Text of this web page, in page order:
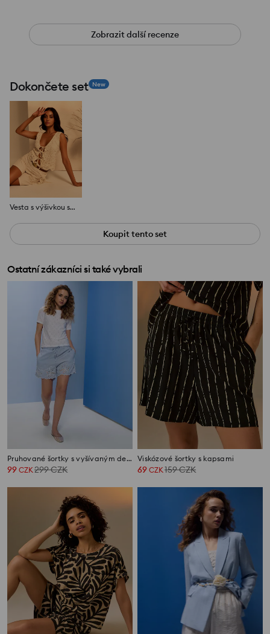
Zobrazit další recenze
Dokončete set New
Vesta s výšivkou se zavazováním vpředu
Koupit tento set
Ostatní zákazníci si také vybrali
Pruhované šortky s vyšívaným detailem
99 CZK299CZK
Viskózové šortky s kapsami
69 CZK159CZK